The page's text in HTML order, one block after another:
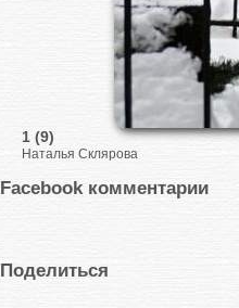
1 (9)
Наталья Склярова
Facebook комментарии
Поделиться